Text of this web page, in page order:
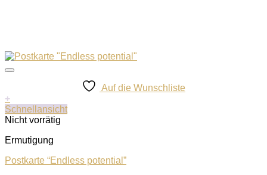
Auf die Wunschliste
+
Schnellansicht
Nicht vorrätig
Ermutigung
Postkarte “Endless potential”